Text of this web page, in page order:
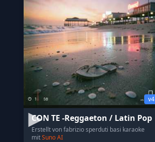
v4
CON TE -Reggaeton / Latin Pop
Erstellt von fabrizio sperduti basi karaoke
mitSuno AI